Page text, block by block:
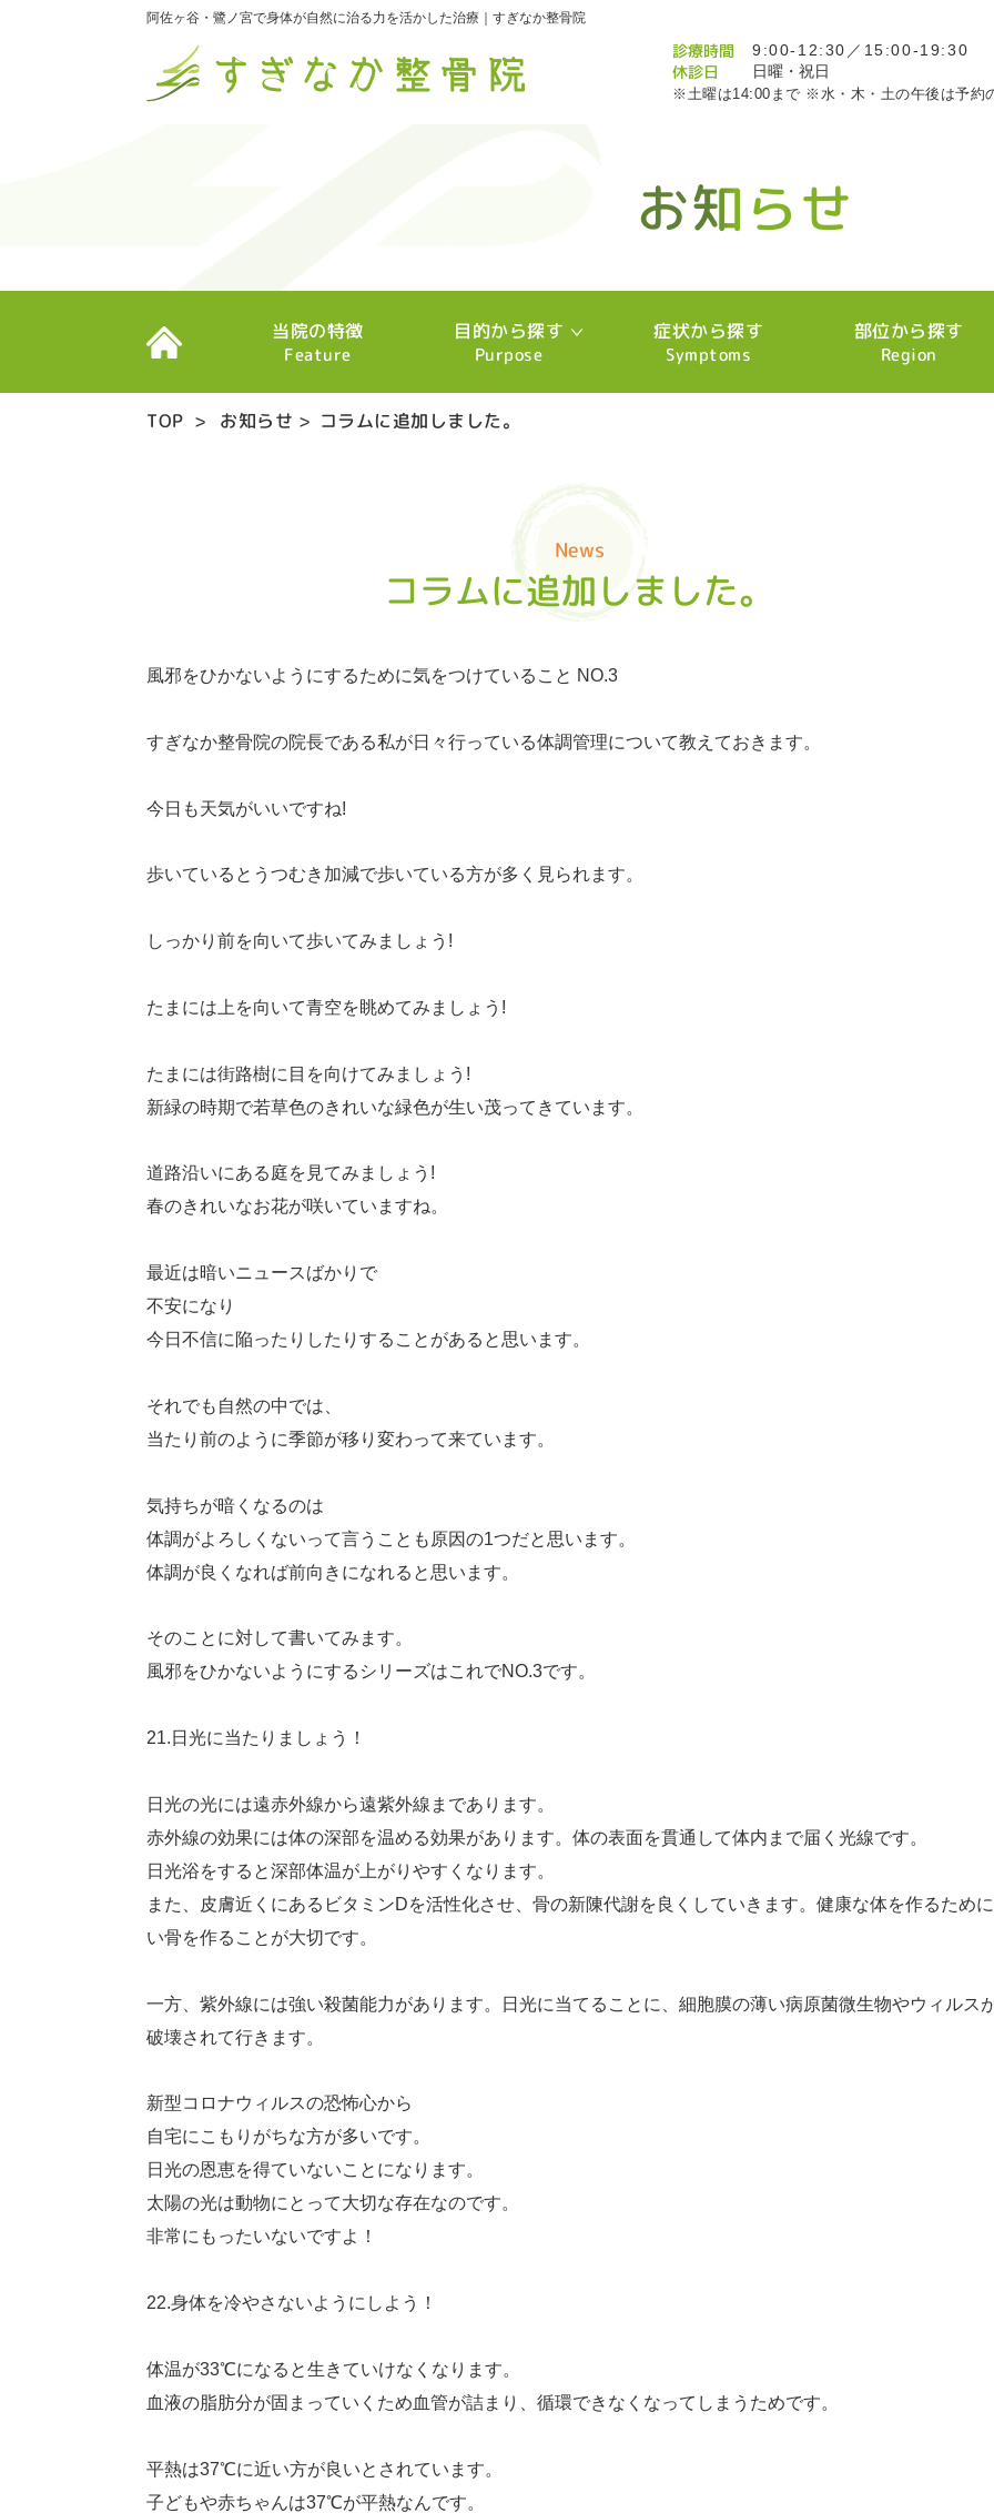
阿佐ヶ谷・鷺ノ宮で身体が自然に治る力を活かした治療｜すぎなか整骨院
診療時間 9:00-12:30／15:00-19:30
休診日 日曜・祝日
※土曜は14:00まで ※水・木・土の午後は予約
お知らせ
お知らせ
お知らせ
お知らせ
お知らせ
お知らせ
お知らせ
お知らせ
お知らせ
お知らせ
お知らせ
お知らせ
お知らせ
お知らせ
お知らせ
お知らせ
お知らせ
お知らせ
お知らせ
お知らせ
お知らせ
お知らせ
お知らせ
お知らせ
お知らせ
お知らせ
お知らせ
お知らせ
お知らせ
お知らせ
お知らせ
お知らせ
お知らせ
お知らせ
お知らせ
お知らせ
お知らせ
お知らせ
お知らせ
お知らせ
お知らせ
お知らせ
お知らせ
お知らせ
お知らせ
お知らせ
お知らせ
お知らせ
お知らせ
お知らせ
お知らせ
お知らせ
お知らせ
お知らせ
お知らせ
お知らせ
お知らせ
お知らせ
お知らせ
お知らせ
お知らせ
お知らせ
お知らせ
お知らせ
お知らせ
お知らせ
当院の特徴
Feature
目的から探す
Purpose
症状から探す
Symptoms
部位から探す
Region
TOP > お知らせ > コラムに追加しました。
News
コラムに追加しました。
風邪をひかないようにするために気をつけていること NO.3
すぎなか整骨院の院長である私が日々行っている体調管理について教えておきます。
今日も天気がいいですね!
歩いているとうつむき加減で歩いている方が多く見られます。
しっかり前を向いて歩いてみましょう!
たまには上を向いて青空を眺めてみましょう!
たまには街路樹に目を向けてみましょう!
新緑の時期で若草色のきれいな緑色が生い茂ってきています。
道路沿いにある庭を見てみましょう!
春のきれいなお花が咲いていますね。
最近は暗いニュースばかりで
不安になり
今日不信に陥ったりしたりすることがあると思います。
それでも自然の中では、
当たり前のように季節が移り変わって来ています。
気持ちが暗くなるのは
体調がよろしくないって言うことも原因の1つだと思います。
体調が良くなれば前向きになれると思います。
そのことに対して書いてみます。
風邪をひかないようにするシリーズはこれでNO.3です。
21.日光に当たりましょう！
日光の光には遠赤外線から遠紫外線まであります。
赤外線の効果には体の深部を温める効果があります。体の表面を貫通して体内まで届く光線です。
日光浴をすると深部体温が上がりやすくなります。
また、皮膚近くにあるビタミンDを活性化させ、骨の新陳代謝を良くしていきます。健康な体を作るため
い骨を作ることが大切です。
一方、紫外線には強い殺菌能力があります。日光に当てることに、細胞膜の薄い病原菌微生物やウィルス
破壊されて行きます。
新型コロナウィルスの恐怖心から
自宅にこもりがちな方が多いです。
日光の恩恵を得ていないことになります。
太陽の光は動物にとって大切な存在なのです。
非常にもったいないですよ！
22.身体を冷やさないようにしよう！
体温が33℃になると生きていけなくなります。
血液の脂肪分が固まっていくため血管が詰まり、循環できなくなってしまうためです。
平熱は37℃に近い方が良いとされています。
子どもや赤ちゃんは37℃が平熱なんです。